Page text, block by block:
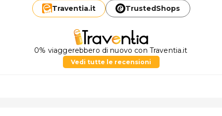
Traventia.it TrustedShops
0% viaggerebbero di nuovo con Traventia.it
Vedi tutte le recensioni